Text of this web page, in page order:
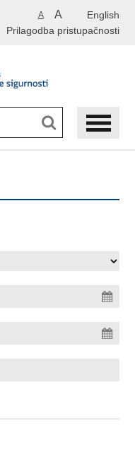
English
A A
Prilagodba pristupačnosti